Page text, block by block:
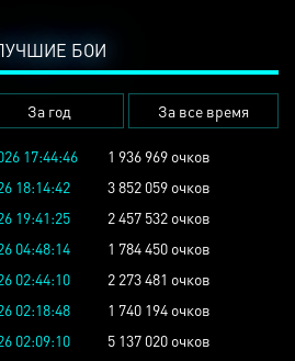
БОИ
За год За все время
17:44:46
1 936 969 очков
18:14:42
3 852 059 очков
19:41:25
2 457 532 очков
04:48:14
1 784 450 очков
02:44:10
2 273 481 очков
02:18:48
1 740 194 очков
02:09:10
5 137 020 очков